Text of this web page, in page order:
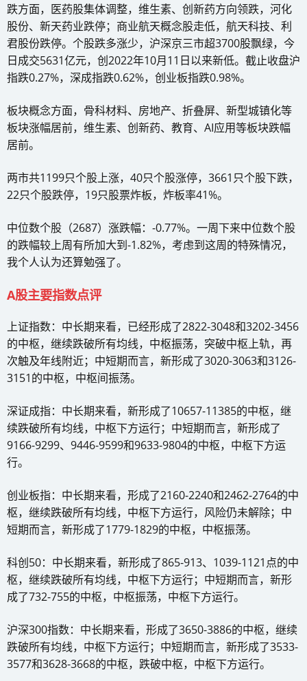
跌方面，医药股集体调整，维生素、创新药方向领跌，河化
股份、新天药业跌停；商业航天概念股走低，航天科技、利
君股份跌停。个股跌多涨少，沪深京三市超3700股飘绿，今
日成交5631亿元，创2022年10月11日以来新低。截止收盘沪
指跌0.27%，深成指跌0.62%，创业板指跌0.98%。
板块概念方面，骨科材料、房地产、折叠屏、新型城镇化等
板块涨幅居前，维生素、创新药、教育、AI应用等板块跌幅
居前。
两市共1199只个股上涨，40只个股涨停，3661只个股下跌，
22只个股跌停，19只股票炸板，炸板率41%。
中位数个股（2687）涨跌幅：-0.77%。一周下来中位数个股
的跌幅较上周有所加大到-1.82%，考虑到这周的特殊情况，
我个人认为还算勉强了。
A股主要指数点评
上证指数：中长期来看，已经形成了2822-3048和3202-3456
的中枢，继续跌破所有均线，中枢振荡，突破中枢上轨，再
次触及年线附近；中短期而言，新形成了3020-3063和3126-
3151的中枢，中枢间振荡。
深证成指：中长期来看，新形成了10657-11385的中枢，继
续跌破所有均线，中枢下方运行；中短期而言，新形成了
9166-9299、9446-9599和9633-9804的中枢，中枢下方运
行。
创业板指：中长期来看，形成了2160-2240和2462-2764的中
枢，继续跌破所有均线，中枢下方运行，风险仍未解除；中
短期而言，新形成了1779-1829的中枢，中枢振荡。
科创50：中长期来看，新形成了865-913、1039-1121点的中
枢，继续跌破所有均线，中枢下方运行；中短期而言，新形
成了732-755的中枢，中枢振荡，中枢下方运行。
沪深300指数：中长期来看，形成了3650-3886的中枢，继续
跌破所有均线，中枢下方运行；中短期而言，新形成了3533-
3577和3628-3668的中枢，跌破中枢，中枢下方运行。